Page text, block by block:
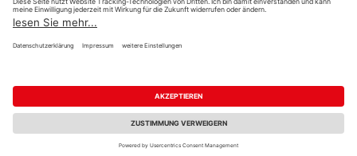
Impressum Datenschutz
Nutzungsbedingungen
Barrierefreiheitserklärung
Vertrag widerrufen